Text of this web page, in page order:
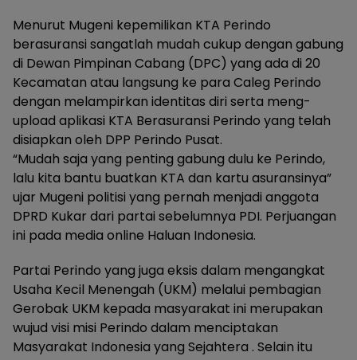
Menurut Mugeni kepemilikan KTA Perindo
berasuransi sangatlah mudah cukup dengan gabung
di Dewan Pimpinan Cabang (DPC) yang ada di 20
Kecamatan atau langsung ke para Caleg Perindo
dengan melampirkan identitas diri serta meng-
upload aplikasi KTA Berasuransi Perindo yang telah
disiapkan oleh DPP Perindo Pusat.
“Mudah saja yang penting gabung dulu ke Perindo,
lalu kita bantu buatkan KTA dan kartu asuransinya”
ujar Mugeni politisi yang pernah menjadi anggota
DPRD Kukar dari partai sebelumnya PDI. Perjuangan
ini pada media online Haluan Indonesia.
Partai Perindo yang juga eksis dalam mengangkat
Usaha Kecil Menengah (UKM) melalui pembagian
Gerobak UKM kepada masyarakat ini merupakan
wujud visi misi Perindo dalam menciptakan
Masyarakat Indonesia yang Sejahtera . Selain itu